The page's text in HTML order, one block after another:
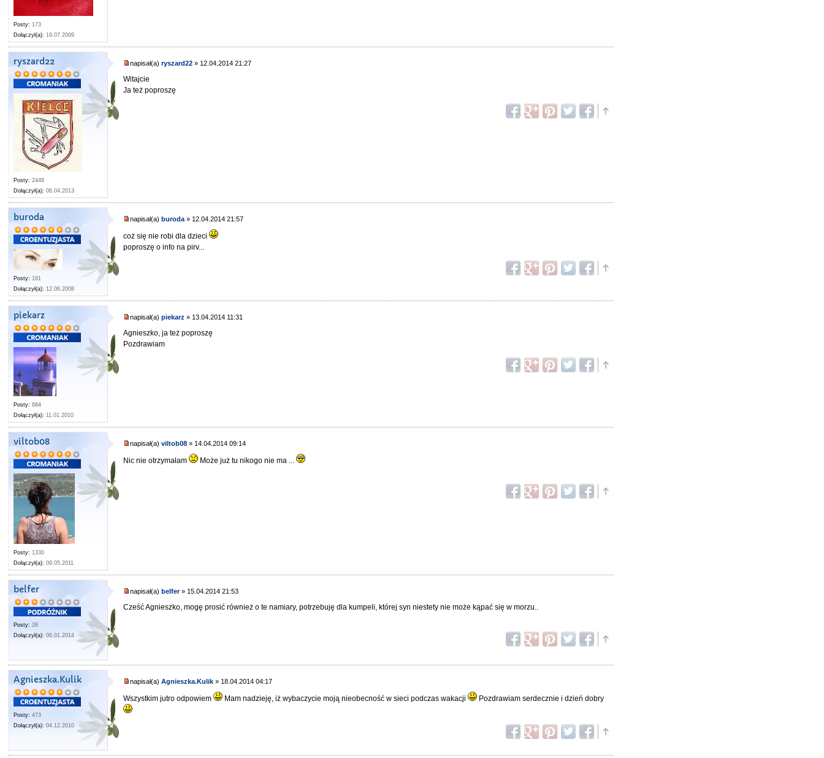
Posty: 173
Dołączył(a): 19.07.2009
ryszard22
Posty: 2448
Dołączył(a): 06.04.2013
napisał(a)ryszard22 » 12.04.2014 21:27
Witajcie
Ja też poproszę
buroda
Posty: 181
Dołączył(a): 12.06.2008
napisał(a)buroda » 12.04.2014 21:57
coż się nie robi dla dzieci
poproszę o info na pirv...
piekarz
Posty: 684
Dołączył(a): 11.01.2010
napisał(a)piekarz » 13.04.2014 11:31
Agnieszko, ja też poproszę
Pozdrawiam
viltob08
Posty: 1330
Dołączył(a): 09.05.2011
napisał(a)viltob08 » 14.04.2014 09:14
Nic nie otrzymałam Może już tu nikogo nie ma ...
belfer
Posty: 28
Dołączył(a): 06.01.2014
napisał(a)belfer» 15.04.2014 21:53
Cześć Agnieszko, mogę prosić również o te namiary, potrzebuję dla kumpeli, której syn niestety nie może kąpać się w morzu..
Agnieszka.Kulik
Posty: 473
Dołączył(a): 04.12.2010
napisał(a)Agnieszka.Kulik » 18.04.2014 04:17
Wszystkim jutro odpowiem Mam nadzieję, iż wybaczycie moją nieobecność w sieci podczas wakacji Pozdrawiam serdecznie i dzień dobry